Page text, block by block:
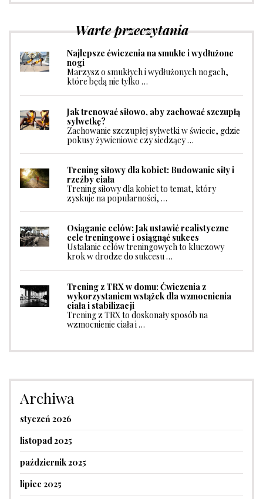
Warte przeczytania
Najlepsze ćwiczenia na smukłe i wydłużone
nogi
Marzysz o smukłych i wydłużonych nogach,
które będą nie tylko …
Jak trenować siłowo, aby zachować szczupłą
sylwetkę?
Zachowanie szczupłej sylwetki w świecie, gdzie
pokusy żywieniowe czy siedzący …
Trening siłowy dla kobiet: Budowanie siły i
rzeźby ciała
Trening siłowy dla kobiet to temat, który
zyskuje na popularności, …
Osiąganie celów: Jak ustawić realistyczne
cele treningowe i osiągnąć sukces
Ustalanie celów treningowych to kluczowy
krok w drodze do sukcesu …
Trening z TRX w domu: Ćwiczenia z
wykorzystaniem wstążek dla wzmocnienia
ciała i stabilizacji
Trening z TRX to doskonały sposób na
wzmocnienie ciała i …
Archiwa
styczeń 2026
listopad 2025
październik 2025
lipiec 2025